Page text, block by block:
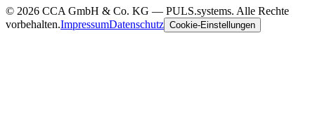
© 2026 CCA GmbH & Co. KG — PULS.systems. Alle Rechte
vorbehalten.ImpressumDatenschutz Cookie-Einstellungen